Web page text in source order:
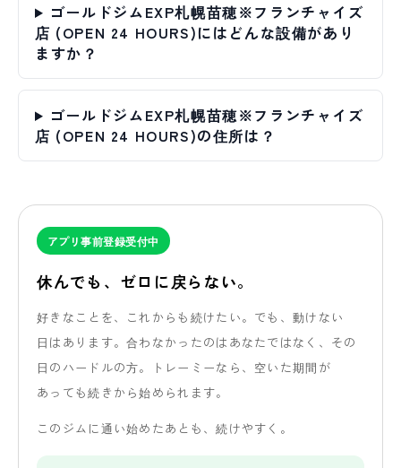
ゴールドジムEXP札幌苗穂※フランチャイズ
店 (OPEN 24 HOURS)にはどんな設備があり
ますか？
ゴールドジムEXP札幌苗穂※フランチャイズ
店 (OPEN 24 HOURS)の住所は？
アプリ事前登録受付中
休んでも、 ゼロに戻らない。
好きな ことを、 これからも 続けたい。 でも、動けない
日は あります。合わなかったのは あなたではなく、 その
日の ハードルの方。 トレーミーなら、 空いた期間が
あっても続きから始められます。
この ジムに通い始めたあとも、続けやすく。